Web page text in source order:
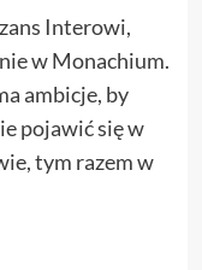
Interowi,
w Monachium.
ambicje, by
pojawić się w
tym razem w